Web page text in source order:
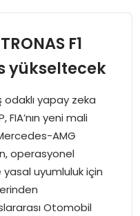
F1
yükseltecek
yapay zeka
yeni mali
AMG
operasyonel
uyumluluk için
Otomobil